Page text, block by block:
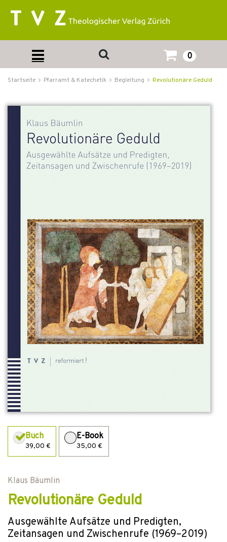
0
Startseite Pfarramt & Katechetik Begleitung Revolutionäre Geduld
Buch
39,00 €
E-Book
35,00 €
Klaus Bäumlin
Revolutionäre Geduld
Ausgewählte Aufsätze und Predigten,
Zeitansagen und Zwischenrufe (1969–2019)